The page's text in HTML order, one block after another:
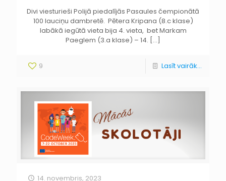
Divi viesturieši Polijā piedalījās Pasaules čempionātā
100 lauciņu dambretē. Pētera Kripana (8.c klase)
labākā iegūtā vieta bija 4. vieta, bet Markam
Paeglem (3.a klase) – 14. […]
9 Lasīt vairāk...
14. novembris, 2023